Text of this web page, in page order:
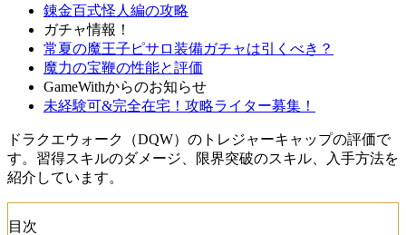
錬金百式怪人編の攻略
ガチャ情報！
常夏の魔王子ピサロ装備ガチャは引くべき？
魔力の宝鞭の性能と評価
GameWithからのお知らせ
未経験可&完全在宅！攻略ライター募集！
ドラクエウォーク（DQW）のトレジャーキャップの評価で
す。習得スキルのダメージ、限界突破のスキル、入手方法を
紹介しています。
目次